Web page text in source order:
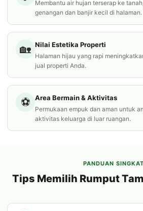
Membantu air hujan terserap ke
genangan dan banjir kecil di halaman.
🏡 Nilai Estetika Properti
Halaman hijau yang rapi
jual properti Anda.
⚽ Area Bermain & Aktivitas
Permukaan empuk dan aman untuk
aktivitas keluarga di luar ruangan.
PANDUAN SINGKAT
Tips Memilih Rumput